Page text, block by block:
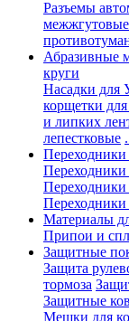
Разъемы
межжгутовые
Абразивные
круги
Насадки для
корщетки
и липких
лепестковые
Переходники
Материалы
Припои и
Защитные
Защита
тормоза
Защитные
Мешки для